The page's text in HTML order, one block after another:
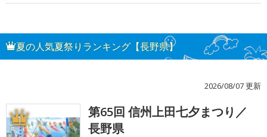
夏の人気夏祭りランキング【長野県】
2026/08/07 更新
1
第65回 信州上田七夕まつり／
長野県